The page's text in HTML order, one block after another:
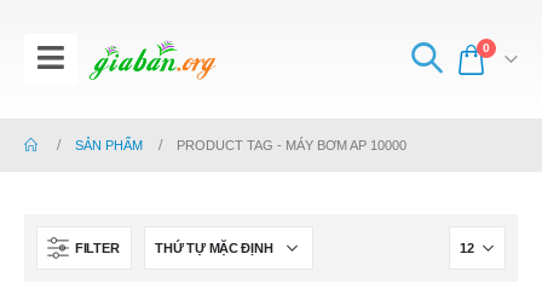
0
SẢN PHẨM PRODUCT TAG - MÁY BƠM AP 10000
FILTER